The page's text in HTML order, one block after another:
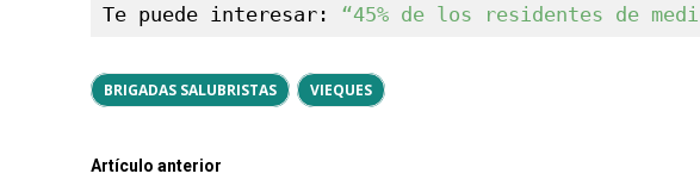
Te puede interesar: “45% de los residentes de
BRIGADAS SALUBRISTAS VIEQUES
Artículo anterior